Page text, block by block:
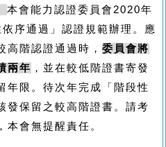
本會能力認證委員會 2020年
序通過」認證規範辦理。應
高階認證通過時， 委員會將
兩年 ，並在較低階證書寄發
年限。待次年完成「階段性
發保留之較高階證書。請考
本會無提醒責任。